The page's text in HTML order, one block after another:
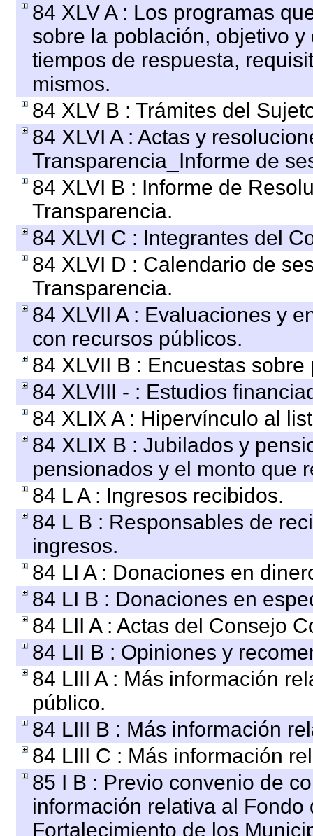
84 XLV A : Los programas
sobre la población, objetivo
tiempos de respuesta,
mismos.
84 XLV B : Trámites del
84 XLVI A : Actas y
Transparencia_Informe de
84 XLVI B : Informe de
Transparencia.
84 XLVI C : Integrantes del
84 XLVI D : Calendario de
Transparencia.
84 XLVII A : Evaluaciones y
con recursos públicos.
84 XLVII B : Encuestas sobre
84 XLVIII - : Estudios
84 XLIX A : Hipervínculo al
84 XLIX B : Jubilados y
pensionados y el monto que
84 L A : Ingresos recibidos.
84 L B : Responsables de
ingresos.
84 LI A : Donaciones en
84 LI B : Donaciones en
84 LII A : Actas del Consejo
84 LII B : Opiniones y
84 LIII A : Más información
público.
84 LIII B : Más información
84 LIII C : Más información
85 I B : Previo convenio de
información relativa al
Fortalecimiento de los